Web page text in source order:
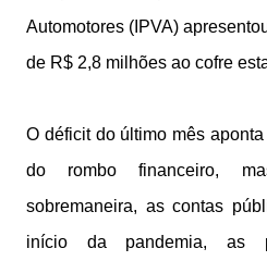
Automotores (IPVA)
de R$ 2,8 milhões ao cofre
O déficit do último mês
do rombo financeiro,
sobremaneira, as contas
início da pandemia, as